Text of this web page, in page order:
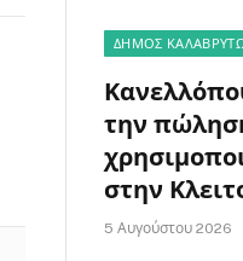
ΔΗΜΟΣ
την
στην
5 Αυγούστου 2026